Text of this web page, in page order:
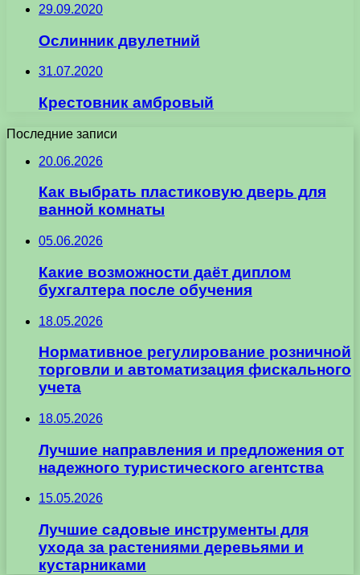
29.09.2020
Ослинник двулетний
31.07.2020
Крестовник амбровый
Последние записи
20.06.2026
Как выбрать пластиковую дверь для
ванной комнаты
05.06.2026
Какие возможности даёт диплом
бухгалтера после обучения
18.05.2026
Нормативное регулирование розничной
торговли и автоматизация фискального
учета
18.05.2026
Лучшие направления и предложения от
надежного туристического агентства
15.05.2026
Лучшие садовые инструменты для
ухода за растениями деревьями и
кустарниками